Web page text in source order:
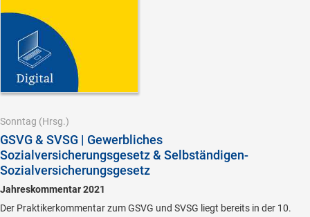
Sonntag (Hrsg.)
GSVG & SVSG | Gewerbliches
Sozialversicherungsgesetz & Selbständigen-
Sozialversicherungsgesetz
Jahreskommentar 2021
Der Praktikerkommentar zum GSVG und SVSG liegt bereits in der 10.